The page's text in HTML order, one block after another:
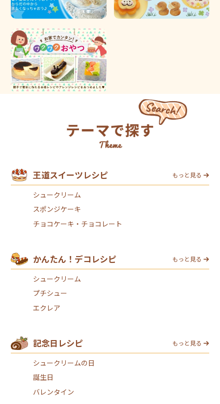
王道スイーツレシピ もっと見る
シュークリーム
スポンジケーキ
チョコケーキ・チョコレート
かんたん！デコレシピ もっと見る
シュークリーム
プチシュー
エクレア
記念日レシピ もっと見る
シュークリームの日
誕生日
バレンタイン